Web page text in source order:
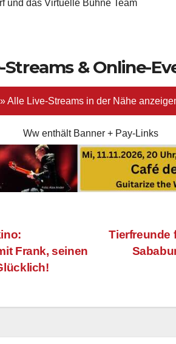
und das Virtuelle Bühne Team
& Online-
» Alle Live-Streams in der Nähe
Ww enthält Banner + Pay-Links
Tierfreunde
Frank, seinen